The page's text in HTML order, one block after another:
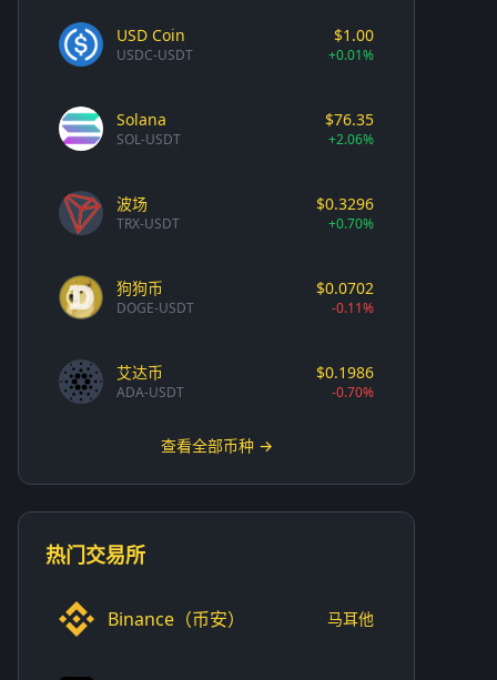
USD Coin
USDC-USDT
$1.00
+0.01%
Solana
SOL-USDT
$76.35
+2.06%
波场
TRX-USDT
$0.3296
+0.70%
狗狗币
DOGE-USDT
$0.0702
-0.11%
艾达币
ADA-USDT
$0.1986
-0.70%
查看全部币种 →
热门交易所
Binance（币安） 马耳他